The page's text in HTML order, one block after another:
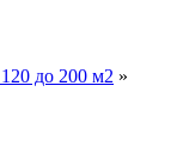
до 200 м2 »